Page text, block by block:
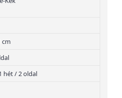
cm
hét / 2 oldal